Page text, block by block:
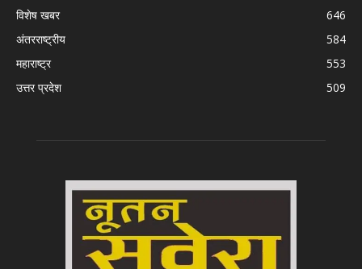
विशेष खबर
646
अंतरराष्ट्रीय
584
महाराष्ट्र
553
उत्तर प्रदेश
509